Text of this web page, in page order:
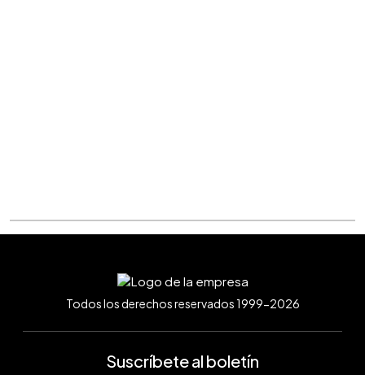
Todos los derechos reservados 1999-2026
Suscríbete al boletín